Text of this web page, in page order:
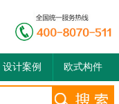
设计案例 欧式构件